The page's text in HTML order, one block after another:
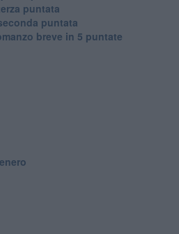
puntata
puntata
breve in 5 puntate